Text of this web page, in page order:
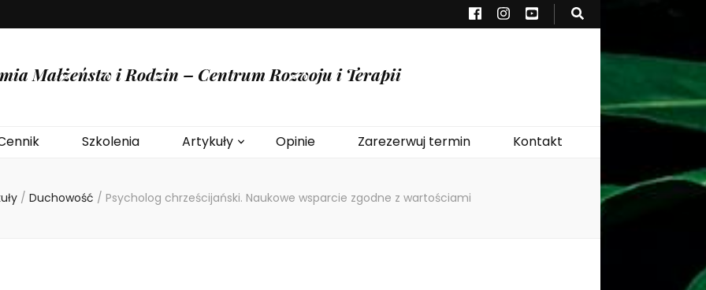
Małżeństw i Rodzin – Centrum Rozwoju i Terapii
Szkolenia Artykuły Opinie Zarezerwuj termin Kontakt
/ Duchowość / Psycholog chrześcijański. Naukowe wsparcie zgodne z wartościami